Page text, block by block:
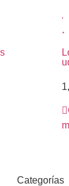
Categorías